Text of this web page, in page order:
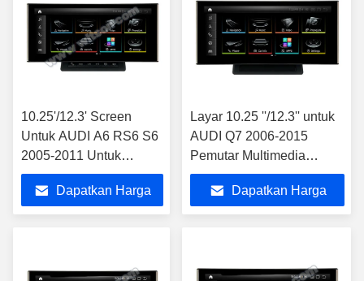
10.25'/12.3' Screen
Untuk AUDI A6 RS6 S6
2005-2011 Untuk
pengemudi kiri Hanya
Android Multimedia
Player
Dapatkan Harga
Layar 10.25 ''/12.3'' untuk
AUDI Q7 2006-2015
Pemutar Multimedia
Android Driver Tangan Kiri
Dapatkan Harga